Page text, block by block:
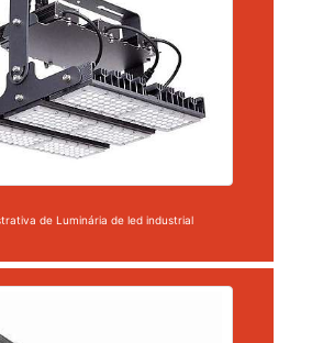
de Luminária de led industrial